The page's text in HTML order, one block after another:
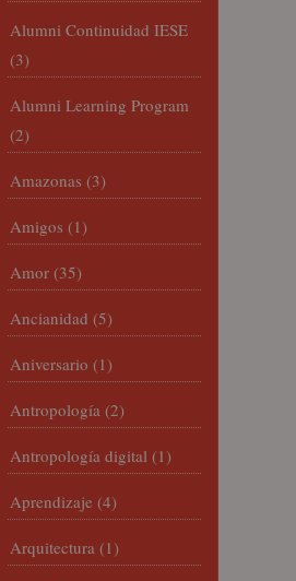
Alumni Continuidad IESE
(3)
Alumni Learning Program
(2)
Amazonas (3)
Amigos (1)
Amor (35)
Ancianidad (5)
Aniversario (1)
Antropología (2)
Antropología digital (1)
Aprendizaje (4)
Arquitectura (1)